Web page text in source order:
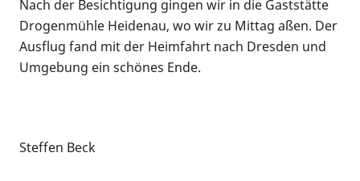
Nach der Besichtigung gingen wir in die Gaststätte
Drogenmühle Heidenau, wo wir zu Mittag aßen. Der
Ausflug fand mit der Heimfahrt nach Dresden und
Umgebung ein schönes Ende.
Steffen Beck